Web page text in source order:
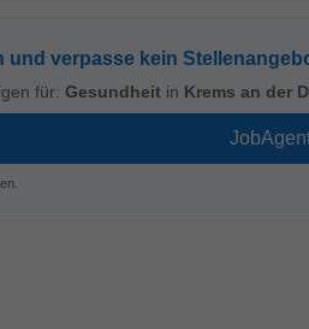
und verpasse kein
für: Gesundheit in Krems an der